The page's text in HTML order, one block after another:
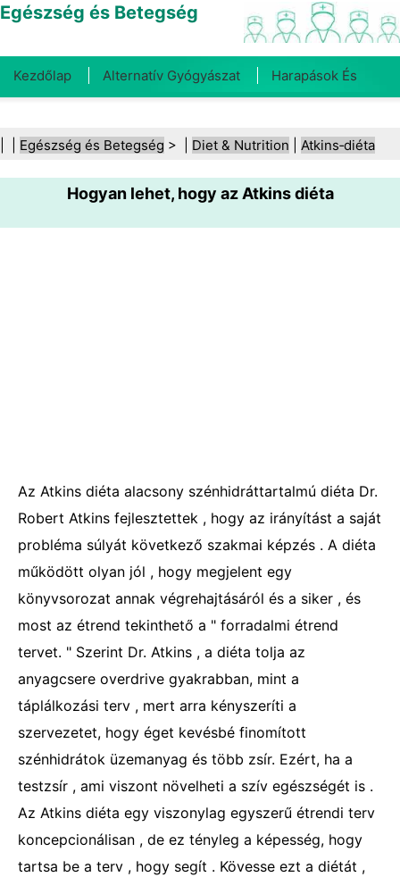
Egészség és Betegség
Kezdőlap Alternatív Gyógyászat Harapások És
Fogegészség Diéta És Táplálkozás Családi
Egészségügyi Ágazat Mentális Egészség
Közegészségügy És Biztonság Sebészet És
Egészség és Betegség > | Diet & Nutrition Atkins‑diéta
Hogyan lehet, hogy az Atkins diéta
Az Atkins diéta alacsony szénhidráttartalmú diéta Dr.
Robert Atkins fejlesztettek , hogy az irányítást a saját
probléma súlyát következő szakmai képzés . A diéta
működött olyan jól , hogy megjelent egy
könyvsorozat annak végrehajtásáról és a siker , és
most az étrend tekinthető a " forradalmi étrend
tervet. " Szerint Dr. Atkins , a diéta tolja az
anyagcsere overdrive gyakrabban, mint a
táplálkozási terv , mert arra kényszeríti a
szervezetet, hogy éget kevésbé finomított
szénhidrátok üzemanyag és több zsír. Ezért, ha a
testzsír , ami viszont növelheti a szív egészségét is .
Az Atkins diéta egy viszonylag egyszerű étrendi terv
koncepcionálisan , de ez tényleg a képesség, hogy
tartsa be a terv , hogy segít . Kövesse ezt a diétát ,